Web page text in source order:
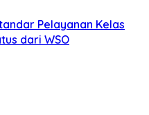
Pelayanan Kelas
dari WSO